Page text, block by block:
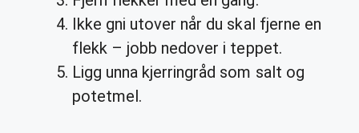
Ikke gni utover når du skal fjerne en
flekk – jobb nedover i teppet.
Ligg unna kjerringråd som salt og
potetmel.